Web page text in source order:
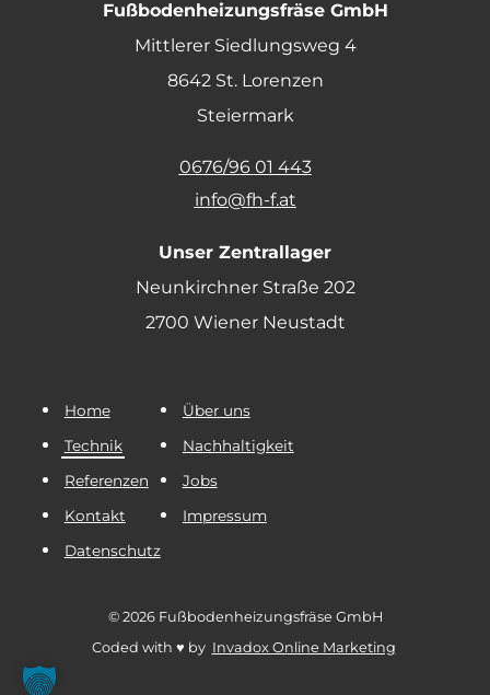
Fußbodenheizungsfräse GmbH
Mittlerer Siedlungsweg 4
8642 St. Lorenzen
Steiermark
0676/96 01 443
info@fh-f.at
Unser Zentrallager
Neunkirchner Straße 202
2700 Wiener Neustadt
Home
Über uns
Technik
Nachhaltigkeit
Referenzen
Jobs
Kontakt
Impressum
Datenschutz
© 2026 Fußbodenheizungsfräse GmbH
Coded with ♥ by Invadox Online Marketing